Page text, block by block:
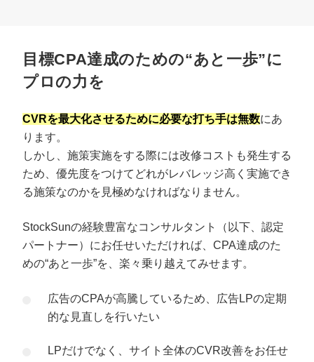
目標CPA達成のための“あと一歩”に
プロの力を
CVRを最大化させるために必要な打ち手は無数にあ
ります。
しかし、施策実施をする際には改修コストも発生する
ため、優先度をつけてどれがレバレッジ高く実施でき
る施策なのかを見極めなければなりません。
StockSunの経験豊富なコンサルタント（以下、認定
パートナー）にお任せいただければ、CPA達成のた
めの“あと一歩”を、楽々乗り越えてみせます。
広告のCPAが高騰しているため、広告LPの定期
的な見直しを行いたい
LPだけでなく、サイト全体のCVR改善をお任せ